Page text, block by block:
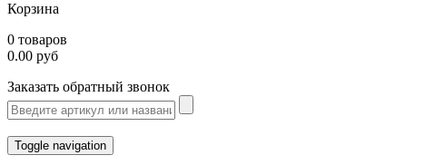
Корзина
0 товаров
0.00 руб
Заказать обратный звонок
Toggle navigation